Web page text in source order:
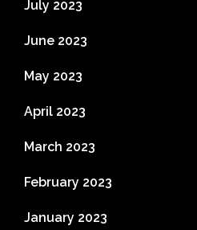
July 2023
June 2023
May 2023
April 2023
March 2023
February 2023
January 2023